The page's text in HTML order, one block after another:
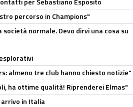
percorso in Champions"
normale. Devo dirvi una cosa su
almeno tre club hanno chiesto notizie"
ha ottime qualità! Riprenderei Elmas"
in Italia